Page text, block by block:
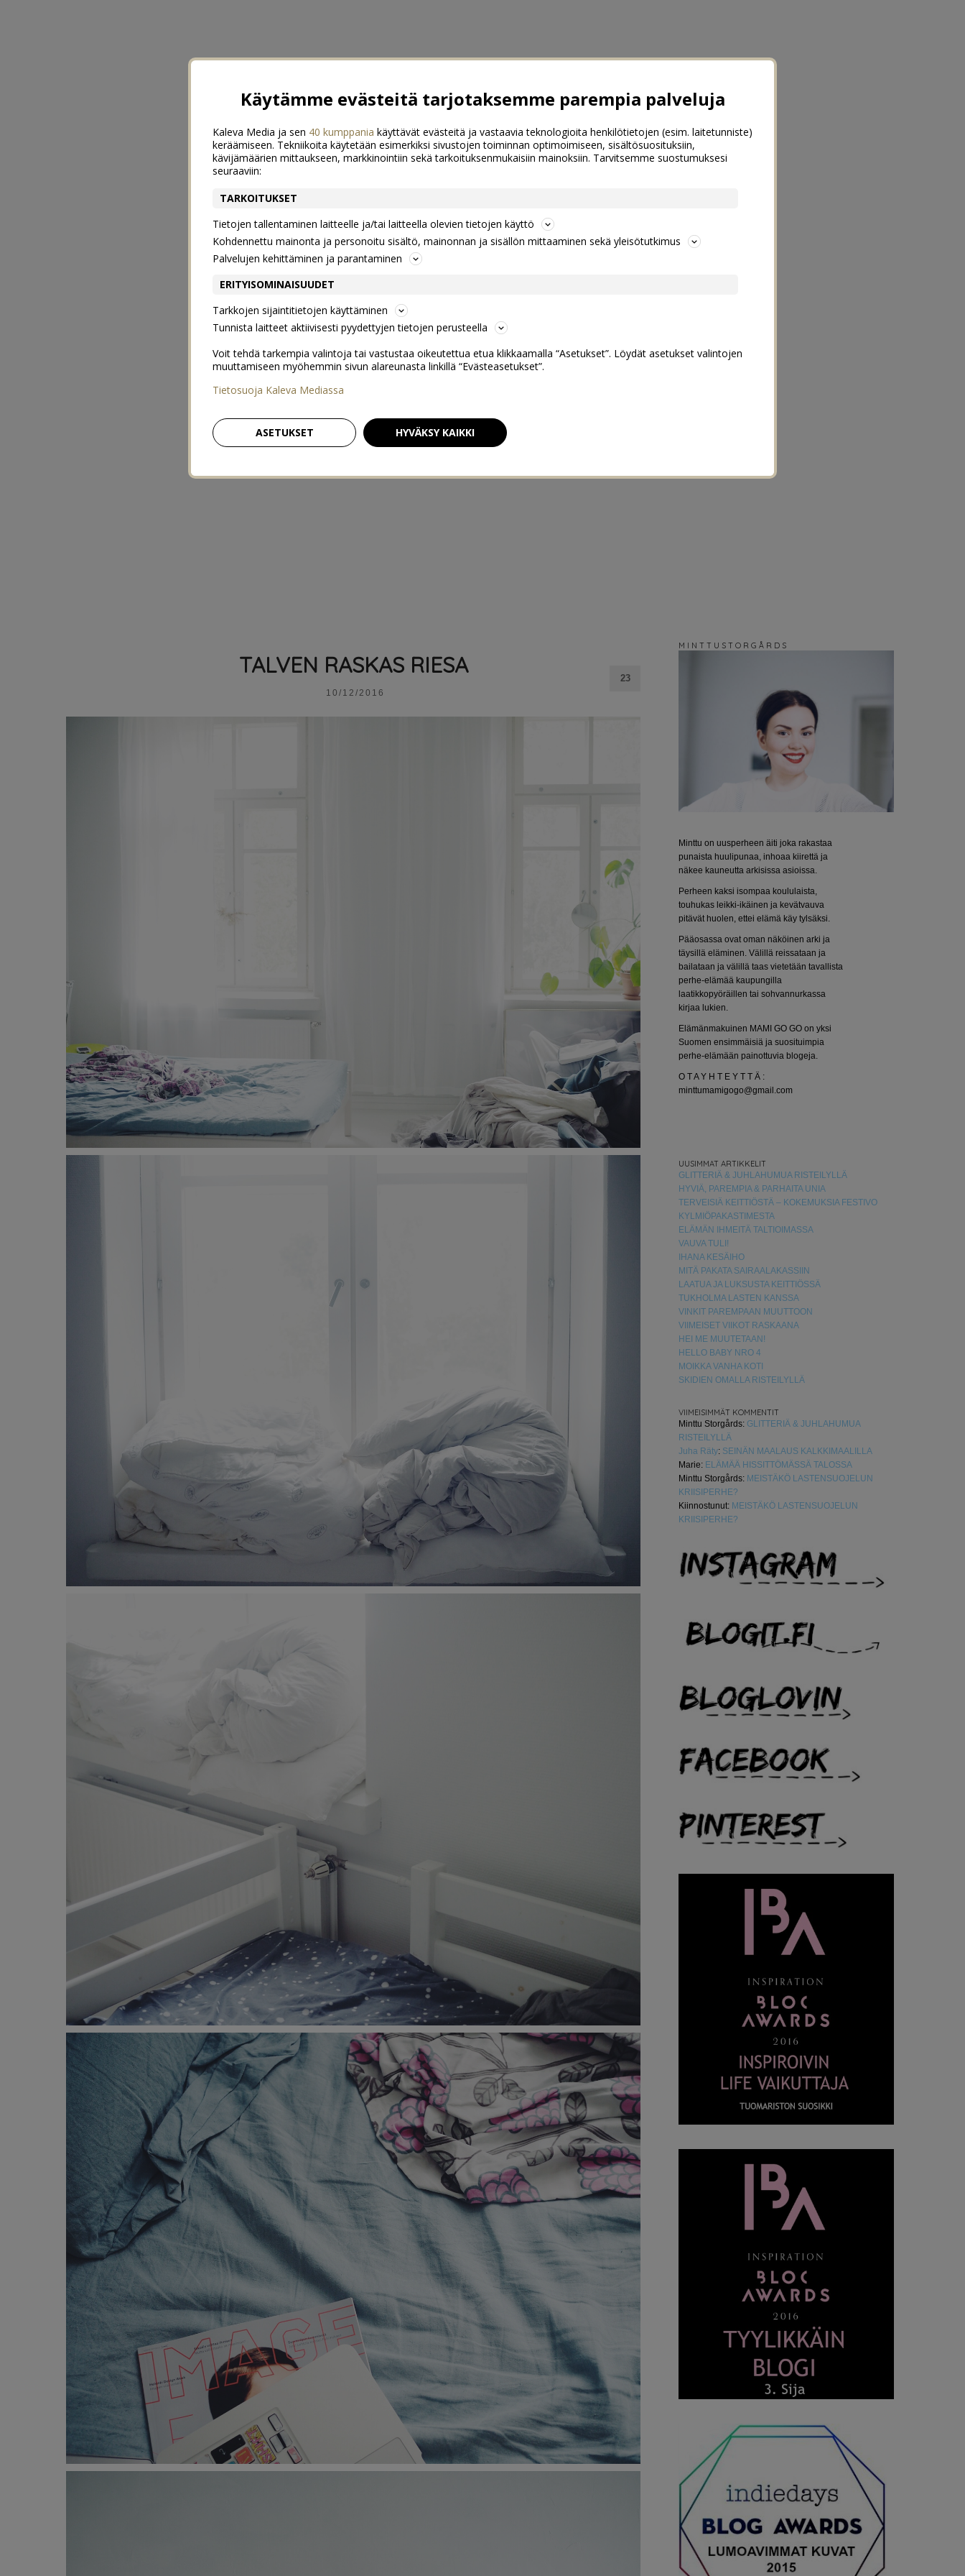
TALVEN RASKAS RIESA
10/12/2016
23
M I N T T U S T O R G Å R D S
Minttu on uusperheen äiti joka rakastaa
punaista huulipunaa, inhoaa kiirettä ja
näkee kauneutta arkisissa asioissa.
Perheen kaksi isompaa koululaista,
touhukas leikki-ikäinen ja kevätvauva
pitävät huolen, ettei elämä käy tylsäksi.
Pääosassa ovat oman näköinen arki ja
täysillä eläminen. Välillä reissataan ja
bailataan ja välillä taas vietetään tavallista
perhe-elämää kaupungilla
laatikkopyöräillen tai sohvannurkassa
kirjaa lukien.
Elämänmakuinen MAMI GO GO on yksi
Suomen ensimmäisiä ja suosituimpia
perhe-elämään painottuvia blogeja.
O T A Y H T E Y T T Ä :
minttumamigogo@gmail.com
UUSIMMAT ARTIKKELIT
GLITTERIÄ & JUHLAHUMUA RISTEILYLLÄ
HYVIÄ, PAREMPIA & PARHAITA UNIA
TERVEISIÄ KEITTIÖSTÄ – KOKEMUKSIA FESTIVO
KYLMIÖPAKASTIMESTA
ELÄMÄN IHMEITÄ TALTIOIMASSA
VAUVA TULI!
IHANA KESÄIHO
MITÄ PAKATA SAIRAALAKASSIIN
LAATUA JA LUKSUSTA KEITTIÖSSÄ
TUKHOLMA LASTEN KANSSA
VINKIT PAREMPAAN MUUTTOON
VIIMEISET VIIKOT RASKAANA
HEI ME MUUTETAAN!
HELLO BABY NRO 4
MOIKKA VANHA KOTI
SKIDIEN OMALLA RISTEILYLLÄ
VIIMEISIMMÄT KOMMENTIT
Minttu Storgårds: GLITTERIÄ & JUHLAHUMUA
RISTEILYLLÄ
Juha Räty: SEINÄN MAALAUS KALKKIMAALILLA
Marie: ELÄMÄÄ HISSITTÖMÄSSÄ TALOSSA
Minttu Storgårds: MEISTÄKÖ LASTENSUOJELUN
KRIISIPERHE?
Kiinnostunut: MEISTÄKÖ LASTENSUOJELUN
KRIISIPERHE?
Käytämme evästeitä tarjotaksemme parempia palveluja
Kaleva Media ja sen 40 kumppania käyttävät evästeitä ja vastaavia teknologioita henkilötietojen (esim. laitetunniste)
keräämiseen. Tekniikoita käytetään esimerkiksi sivustojen toiminnan optimoimiseen, sisältösuosituksiin,
kävijämäärien mittaukseen, markkinointiin sekä tarkoituksenmukaisiin mainoksiin. Tarvitsemme suostumuksesi
seuraaviin:
TARKOITUKSET
Tietojen tallentaminen laitteelle ja/tai laitteella olevien tietojen käyttö
Kohdennettu mainonta ja personoitu sisältö, mainonnan ja sisällön mittaaminen sekä yleisötutkimus
Palvelujen kehittäminen ja parantaminen
ERITYISOMINAISUUDET
Tarkkojen sijaintitietojen käyttäminen
Tunnista laitteet aktiivisesti pyydettyjen tietojen perusteella
Voit tehdä tarkempia valintoja tai vastustaa oikeutettua etua klikkaamalla “Asetukset”. Löydät asetukset valintojen
muuttamiseen myöhemmin sivun alareunasta linkillä “Evästeasetukset”.
Tietosuoja Kaleva Mediassa
ASETUKSET HYVÄKSY KAIKKI